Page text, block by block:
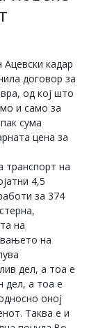
Ацевски кадар
договор за
од кој што
и само за
сума
цена за
транспорт на
4,5
за 374
на
на
дел, а тоа е
дел, а тоа е
оној
Таква е и